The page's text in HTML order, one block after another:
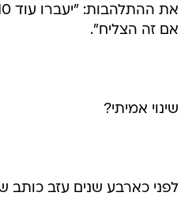
אם זה הצליח".
שינוי אמיתי?
לפני כארבע שנים עזב כותב